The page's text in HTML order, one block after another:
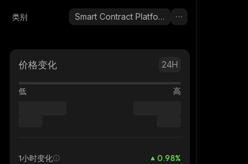
类别 Smart Contract Platform
价格变化 24H
低 高
1小时变化 0.98%